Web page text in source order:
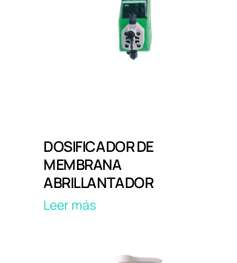
DOSIFICADOR DE
MEMBRANA
ABRILLANTADOR
Leer más